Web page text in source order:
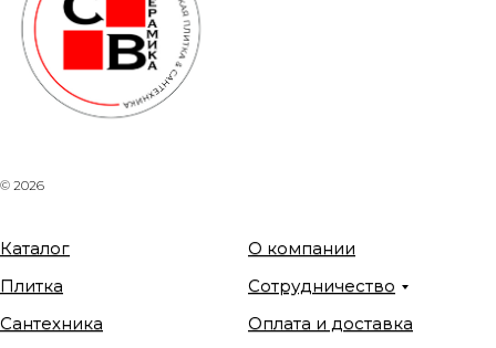
© 2026
Каталог
Плитка
Сантехника
О компании
Сотрудничество
Оплата и доставка